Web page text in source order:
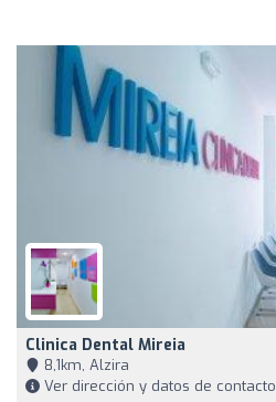
Clinica Dental Mireia
8,1km, Alzira
Ver dirección y datos de contacto